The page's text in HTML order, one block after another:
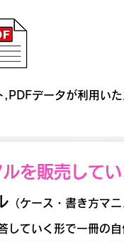
データが利用いた
を販売してい
していく形で一冊の
（ケース・書き方マニ